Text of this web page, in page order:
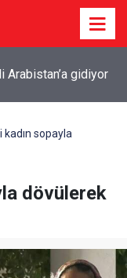
Arabistan’a gidiyor
kadın sopayla
dövülerek